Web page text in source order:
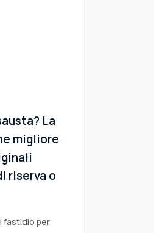
La
migliore
riserva o
fastidio per